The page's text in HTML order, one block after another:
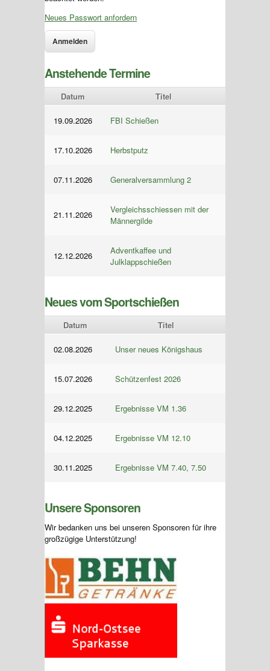
Neues Passwort anfordern
Anstehende Termine
Datum Titel
19.09.2026 FBI Schießen
17.10.2026 Herbstputz
07.11.2026 Generalversammlung 2
21.11.2026
Vergleichsschiessen mit der
Männergilde
12.12.2026
Adventkaffee und
Julklappschießen
Neues vom Sportschießen
Datum Titel
02.08.2026 Unser neues Königshaus
15.07.2026 Schützenfest 2026
29.12.2025 Ergebnisse VM 1.36
04.12.2025 Ergebnisse VM 12.10
30.11.2025 Ergebnisse VM 7.40, 7.50
Unsere Sponsoren
Wir bedanken uns bei unseren Sponsoren für ihre
großzügige Unterstützung!